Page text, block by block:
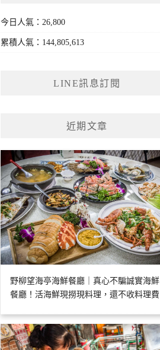
今日人氣：26,800
累積人氣：144,805,613
LINE訊息訂閱
近期文章
野柳望海亭海鮮餐廳｜真心不騙誠實海鮮
餐廳！活海鮮現撈現料理，還不收料理費